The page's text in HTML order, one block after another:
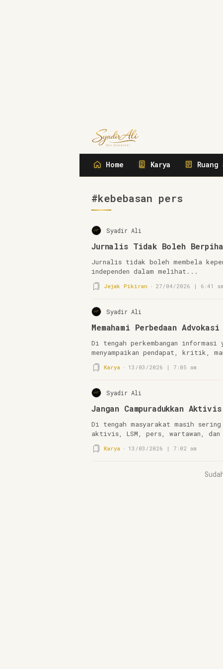
Syadir Ali
Menulis, Berbisnis, Meliput,
Home Karya
#kebebasan pers
Syadir Ali
Jurnalis Tidak Boleh
Jurnalis tidak boleh membela kepentingan, ia harus berdiri di
independen dalam melihat...
Jejak Pikiran 27/04/2026 | 6:41 am
Syadir Ali
Memahami Perbedaan
Di tengah perkembangan informasi
menyampaikan pendapat, kritik,
Karya 13/03/2026 | 7:05 am
Syadir Ali
Jangan Campuradukkan
Di tengah masyarakat masih
aktivis, LSM, pers, wartawan,
Karya 13/03/2026 | 7:02 am